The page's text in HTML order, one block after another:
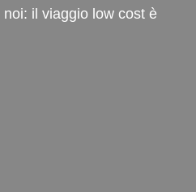
il viaggio low cost è